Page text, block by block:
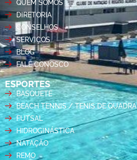
QUEM SOMOS
DIRETORIA
CONSELHOS
SERVIÇOS
BLOG
FALE CONOSCO
ESPORTES
BASQUETE
BEACH TENNIS / TENIS DE QUADRA
FUTSAL
HIDROGINÁSTICA
NATAÇÃO
REMO